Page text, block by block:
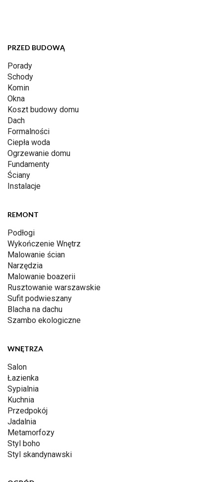
PRZED BUDOWĄ
Porady
Schody
Komin
Okna
Koszt budowy domu
Dach
Formalności
Ciepła woda
Ogrzewanie domu
Fundamenty
Ściany
Instalacje
REMONT
Podłogi
Wykończenie Wnętrz
Malowanie ścian
Narzędzia
Malowanie boazerii
Rusztowanie warszawskie
Sufit podwieszany
Blacha na dachu
Szambo ekologiczne
WNĘTRZA
Salon
Łazienka
Sypialnia
Kuchnia
Przedpokój
Jadalnia
Metamorfozy
Styl boho
Styl skandynawski